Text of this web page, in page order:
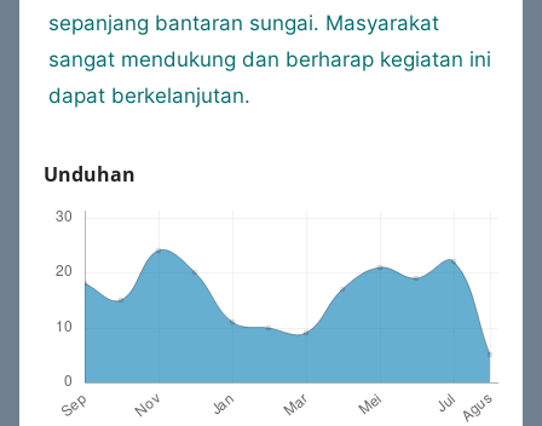
sepanjang bantaran sungai. Masyarakat
sangat mendukung dan berharap kegiatan ini
dapat berkelanjutan.
Unduhan